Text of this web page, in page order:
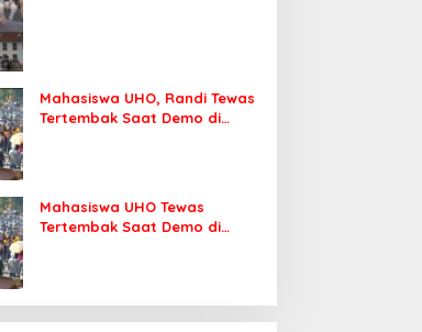
Mahasiswa UHO, Randi Tewas
Tertembak Saat Demo di
Mahasiswa UHO Tewas
Tertembak Saat Demo di